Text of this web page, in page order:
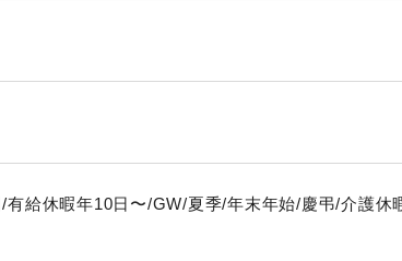
有給休暇年10日〜/GW/夏季/年末年始/慶弔/介護